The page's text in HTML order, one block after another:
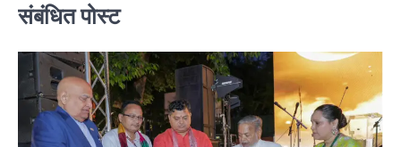
संबंधित पोस्ट